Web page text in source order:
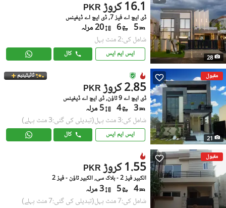
28
PKR 16.1 کروڑ
ڈی ایچ اے فیز 7, ڈی ایچ اے ڈیفینس
5
6 20 مرلہ
شامل کی:2 منٹ پہل
ایس ایم ایس کال
مقبول
21
ٹائیٹینیم
PKR 2.85 کروڑ
ڈی ایچ اے 9 ٹاؤن, ڈی ایچ اے ڈیفینس
3
4 5 مرلہ
شامل کی:3 منٹ پہل (تبدیلی کی گئی:3 منٹ پہلے)
ایس ایم ایس کال
مقبول
PKR 1.55 کروڑ
الکبیر فیز 2 - بلاک سی, الکبیر ٹاؤن - فیز 2
4
5 3 مرلہ
شامل کی:7 منٹ پہل (تبدیلی کی گئی:7 منٹ پہلے)